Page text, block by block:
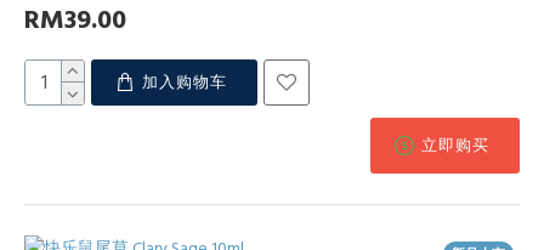
RM39.00
加入购物车
立即购买